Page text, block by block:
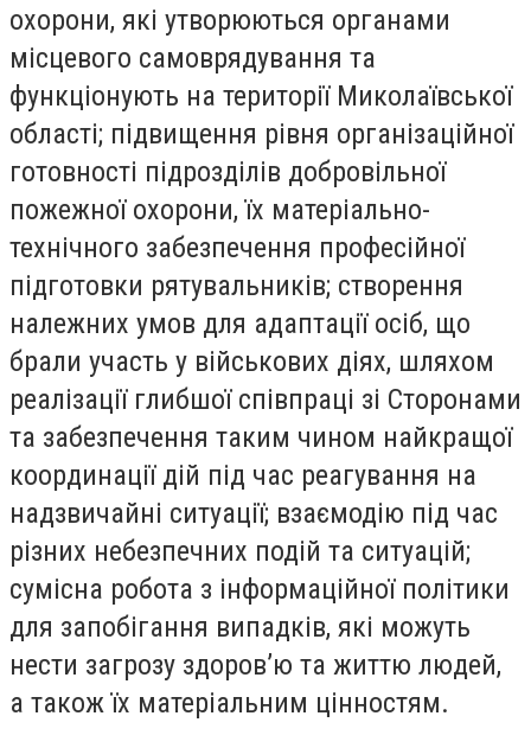
охорони, які утворюються органами
місцевого самоврядування та
функціонують на території Миколаївської
області; підвищення рівня організаційної
готовності підрозділів добровільної
пожежної охорони, їх матеріально-
технічного забезпечення професійної
підготовки рятувальників; створення
належних умов для адаптації осіб, що
брали участь у військових діях, шляхом
реалізації глибшої співпраці зі Сторонами
та забезпечення таким чином найкращої
координації дій під час реагування на
надзвичайні ситуації; взаємодію під час
різних небезпечних подій та ситуацій;
сумісна робота з інформаційної політики
для запобігання випадків, які можуть
нести загрозу здоров’ю та життю людей,
а також їх матеріальним цінностям.